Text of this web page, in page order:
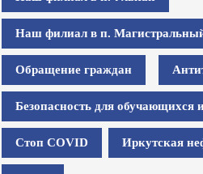
Наш филиал в п.
Обращение граждан
Безопасность для обучающихся
Стоп COVID Иркутская